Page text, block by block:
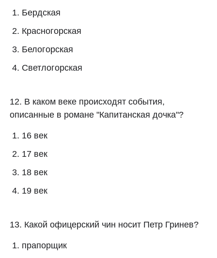
Бердская
Красногорская
Белогорская
Светлогорская
12. В каком веке происходят события,
описанные в романе "Капитанская дочка"?
16 век
17 век
18 век
19 век
13. Какой офицерский чин носит Петр Гринев?
прапорщик